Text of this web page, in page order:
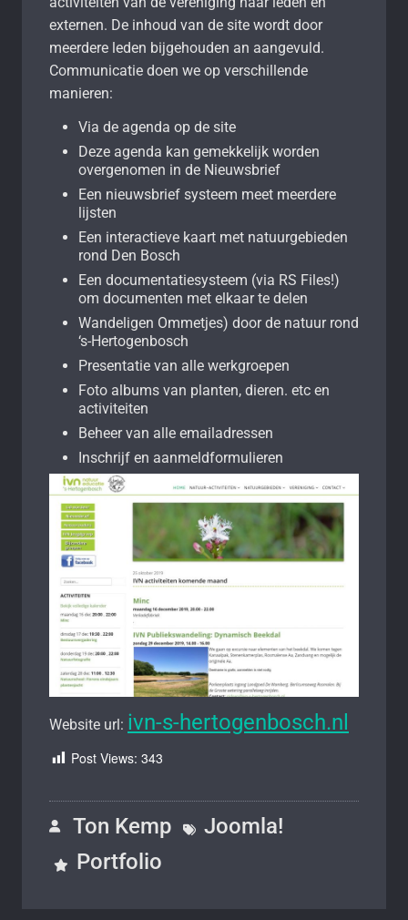
externen. De inhoud van de site wordt door
meerdere leden bijgehouden an aangevuld.
Communicatie doen we op verschillende
manieren:
Via de agenda op de site
Deze agenda kan gemekkelijk worden
overgenomen in de Nieuwsbrief
Een nieuwsbrief systeem meet meerdere
lijsten
Een interactieve kaart met natuurgebieden
rond Den Bosch
Een documentatiesysteem (via RS Files!)
om documenten met elkaar te delen
Wandeligen Ommetjes) door de natuur rond
‘s-Hertogenbosch
Presentatie van alle werkgroepen
Foto albums van planten, dieren. etc en
activiteiten
Beheer van alle emailadressen
Inschrijf en aanmeldformulieren
Website url: ivn-s-hertogenbosch.nl
Post Views: 343
Ton Kemp
Joomla!
Portfolio